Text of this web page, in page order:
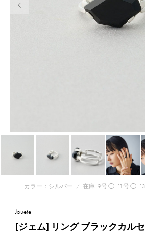
カラー：シルバー / 在庫 9号:◯ 11号:◯
Jouete
[ジェム] リング ブラックカル